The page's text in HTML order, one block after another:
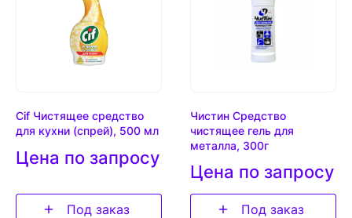
Cif Чистящее средство
для кухни (спрей), 500 мл
Цена по запросу
Под заказ
Чистин Средство
чистящее гель для
металла, 300г
Цена по запросу
Под заказ